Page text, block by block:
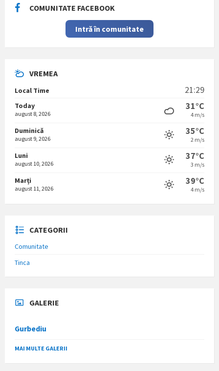
COMUNITATE FACEBOOK
Intră în comunitate
VREMEA
Local Time 21:29
Today
august 8, 2026
31°C
4 m/s
Duminică
august 9, 2026
35°C
2 m/s
Luni
august 10, 2026
37°C
3 m/s
Marți
august 11, 2026
39°C
4 m/s
CATEGORII
Comunitate
Tinca
GALERIE
Gurbediu
MAI MULTE GALERII